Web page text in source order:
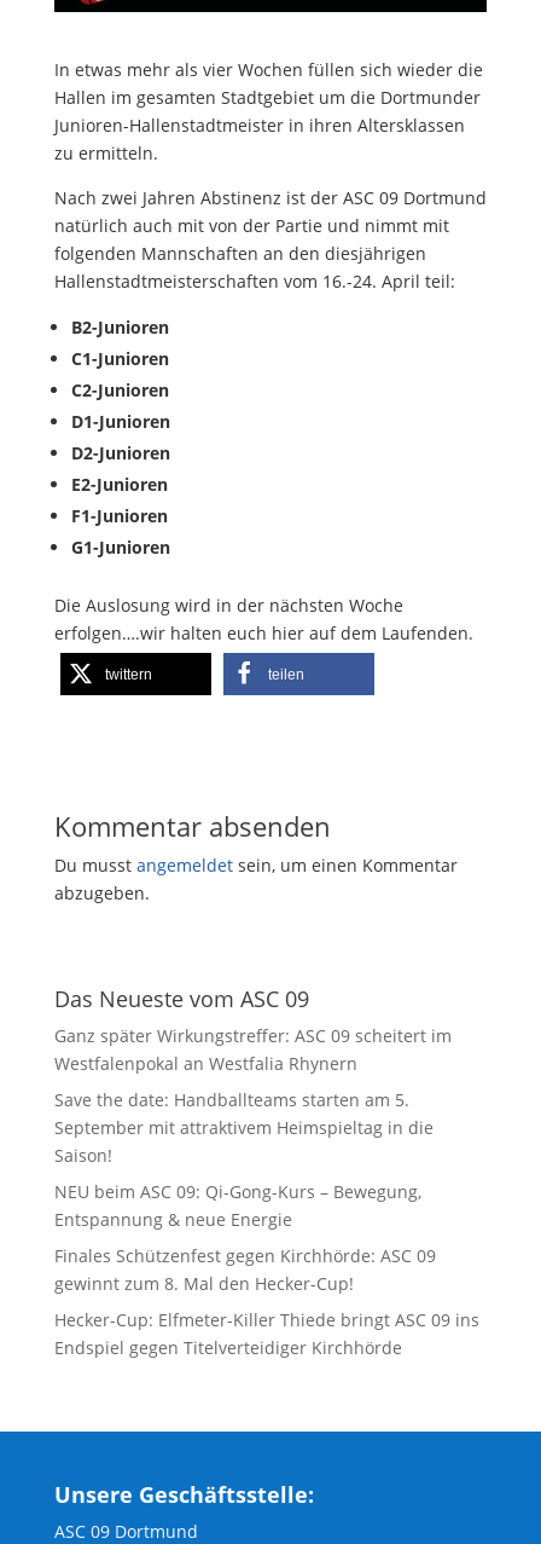
In etwas mehr als vier Wochen füllen sich wieder die
Hallen im gesamten Stadtgebiet um die Dortmunder
Junioren-Hallenstadtmeister in ihren Altersklassen
zu ermitteln.
Nach zwei Jahren Abstinenz ist der ASC 09 Dortmund
natürlich auch mit von der Partie und nimmt mit
folgenden Mannschaften an den diesjährigen
Hallenstadtmeisterschaften vom 16.-24. April teil:
B2-Junioren
C1-Junioren
C2-Junioren
D1-Junioren
D2-Junioren
E2-Junioren
F1-Junioren
G1-Junioren
Die Auslosung wird in der nächsten Woche
erfolgen….wir halten euch hier auf dem Laufenden.
twittern teilen
Kommentar absenden
Du musst angemeldetsein, um einen Kommentar
abzugeben.
Das Neueste vom ASC 09
Ganz später Wirkungstreffer: ASC 09 scheitert im
Westfalenpokal an Westfalia Rhynern
Save the date: Handballteams starten am 5.
September mit attraktivem Heimspieltag in die
Saison!
NEU beim ASC 09: Qi-Gong-Kurs – Bewegung,
Entspannung & neue Energie
Finales Schützenfest gegen Kirchhörde: ASC 09
gewinnt zum 8. Mal den Hecker-Cup!
Hecker-Cup: Elfmeter-Killer Thiede bringt ASC 09 ins
Endspiel gegen Titelverteidiger Kirchhörde
Unsere Geschäftsstelle:
ASC 09 Dortmund